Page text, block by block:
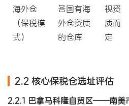
海外仓
（保税模
式）
各国有海
外仓资质
的仓库
视资
质而
定
2.2 核心保税仓选址评估
2.2.1 巴拿马科隆自贸区——南美